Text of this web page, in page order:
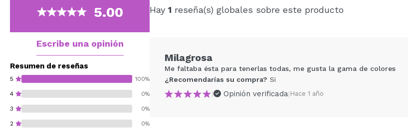
5.00
Escribe una opinión
Resumen de reseñas
5 100%
4 0%
3 0%
2 0%
Hay 1 reseña(s) globales sobre este producto
Milagrosa
Me faltaba ésta para tenerlas todas, me gusta la gama de colores
¿Recomendarías su compra? Si
|
Opinión verificada| Hace 1 año